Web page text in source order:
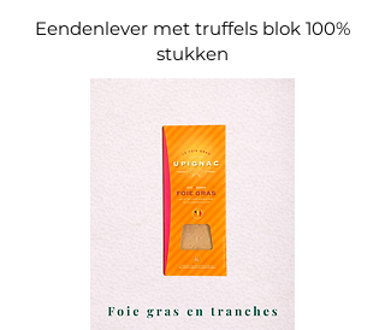
Eendenlever met truffels blok 100%
stukken